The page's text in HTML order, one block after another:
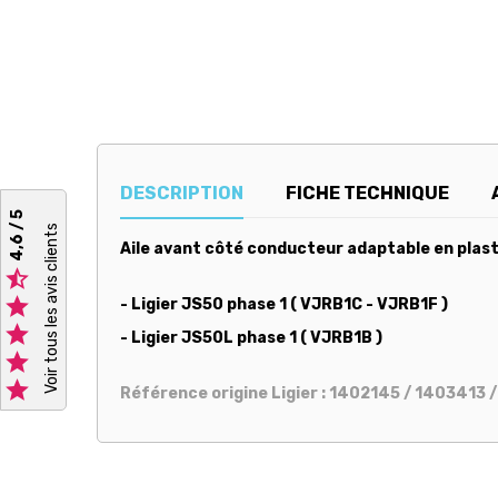





4,6 / 5 Voir tous les avis clients
DESCRIPTION FICHE TECHNIQUE
Aile avant côté conducteur adaptable en
- Ligier JS50 phase 1 ( VJRB1C - VJRB1F )
- Ligier JS50L phase 1 ( VJRB1B )
Référence origine Ligier : 1402145 / 1403413